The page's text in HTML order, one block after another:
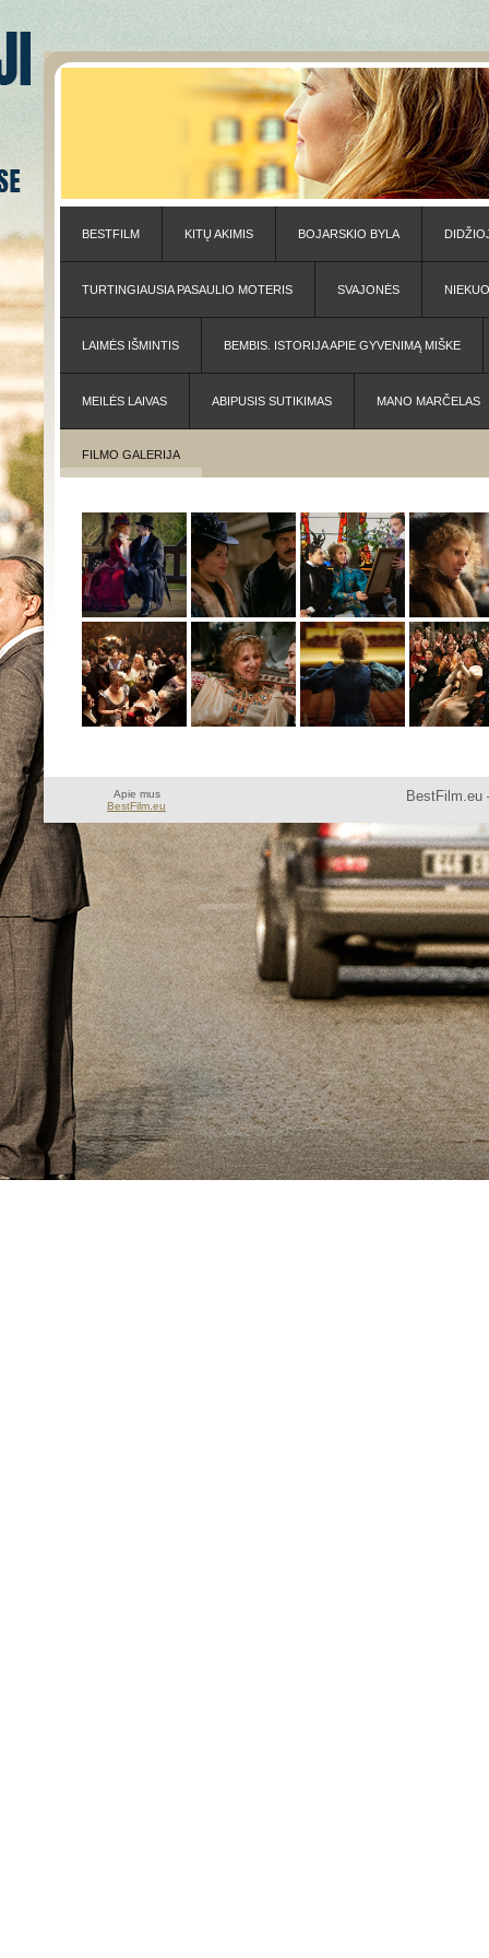
BESTFILM KITŲ AKIMIS BOJARSKIO BYLA
TURTINGIAUSIA PASAULIO MOTERIS SVAJONĖS
LAIMĖS IŠMINTIS BEMBIS. ISTORIJA APIE GYVENIMĄ MIŠKE
MEILĖS LAIVAS ABIPUSIS SUTIKIMAS MANO MARČELAS
FILMO GALERIJA
Apie mus
BestFilm.eu